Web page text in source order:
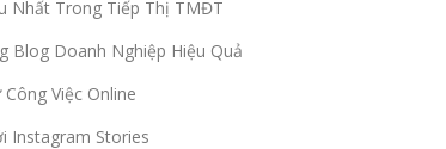
Nhất Trong Tiếp Thị TMĐT
Blog Doanh Nghiệp Hiệu Quả
Việc Online
Instagram Stories